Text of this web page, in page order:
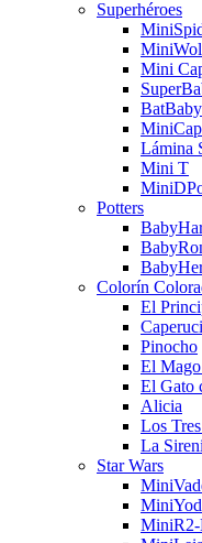
Superhéroes
Mini
BatBaby
Lámina
Mini T
Potters
Colorín
El
Pinocho
El
El Gato
Alicia
Los
La
Star Wars